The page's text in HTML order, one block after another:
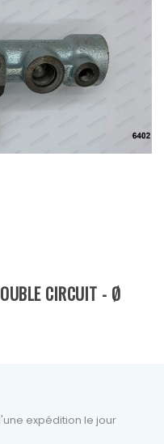
CIRCUIT - Ø
expédition le jour